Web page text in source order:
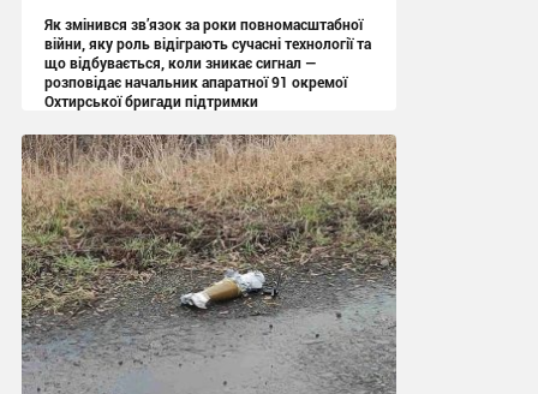
Як змінився зв’язок за роки повномасштабної
війни, яку роль відіграють сучасні технології та
що відбувається, коли зникає сигнал —
розповідає начальник апаратної 91 окремої
Охтирської бригади підтримки
13:05 вчора